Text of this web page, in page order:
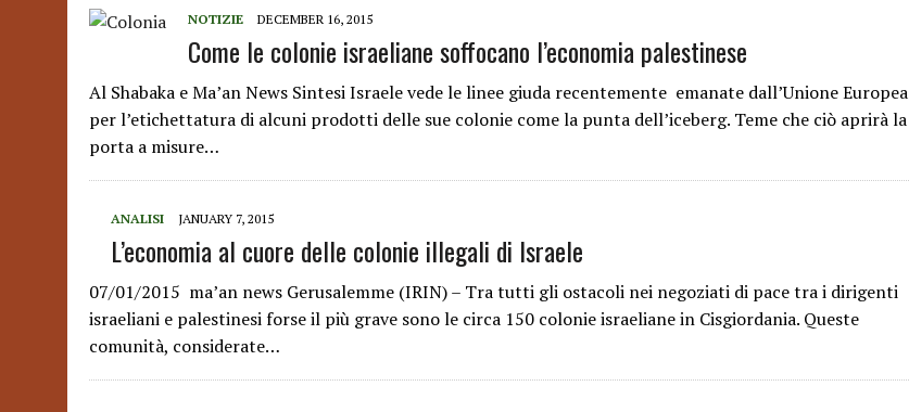
NOTIZIE DECEMBER 16, 2015
Come le colonie israeliane soffocano l’economia palestinese
Al Shabaka e Ma’an News Sintesi Israele vede le linee giuda recentemente emanate dall’Unione Europea
per l’etichettatura di alcuni prodotti delle sue colonie come la punta dell’iceberg. Teme che ciò aprirà la
porta a misure…
ANALISI JANUARY 7, 2015
L’economia al cuore delle colonie illegali di Israele
07/01/2015 ma’an news Gerusalemme (IRIN) – Tra tutti gli ostacoli nei negoziati di pace tra i dirigenti
israeliani e palestinesi forse il più grave sono le circa 150 colonie israeliane in Cisgiordania. Queste
comunità, considerate…